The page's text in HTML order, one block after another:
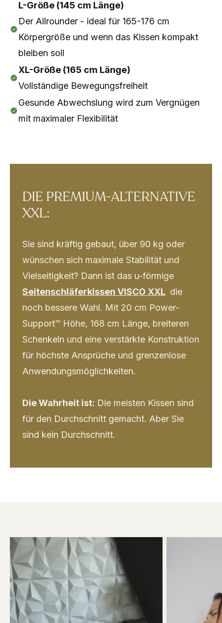
L-Größe (145 cm Länge)
Der Allrounder - ideal für 165-176 cm
Körpergröße und wenn das Kissen kompakt
bleiben soll
XL-Größe (165 cm Länge)
Vollständige Bewegungsfreiheit
Gesunde Abwechslung wird zum Vergnügen
mit maximaler Flexibilität
DIE PREMIUM-ALTERNATIVE
XXL:
Sie sind kräftig gebaut, über 90 kg oder
wünschen sich maximale Stabilität und
Vielseitigkeit? Dann ist das u-förmige
Seitenschläferkissen VISCO XXL die
noch bessere Wahl. Mit 20 cm Power-
Support™ Höhe, 168 cm Länge, breiteren
Schenkeln und eine verstärkte Konstruktion
für höchste Ansprüche und grenzenlose
Anwendungsmöglichkeiten.
Die Wahrheit ist: Die meisten Kissen sind
für den Durchschnitt gemacht. Aber Sie
sind kein Durchschnitt.